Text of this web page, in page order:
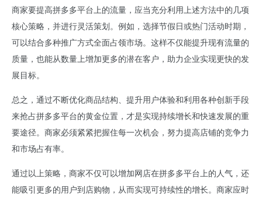
商家要提高拼多多平台上的流量，应当充分利用上述方法中的几项
核心策略，并进行灵活策划。例如，选择节假日或热门活动时期，
可以结合多种推广方式全面占领市场。这样不仅能提升现有流量的
质量，也能从数量上增加更多的潜在客户，助力企业实现更快的发
展目标。
总之，通过不断优化商品结构、提升用户体验和利用各种创新手段
来抢占拼多多平台的黄金位置，才是实现持续增长和快速发展的重
要途径。商家必须紧紧把握住每一次机会，努力提高店铺的竞争力
和市场占有率。
通过以上策略，商家不仅可以增加网店在拼多多平台上的人气，还
能吸引更多的用户到店购物，从而实现可持续性的增长。商家应时